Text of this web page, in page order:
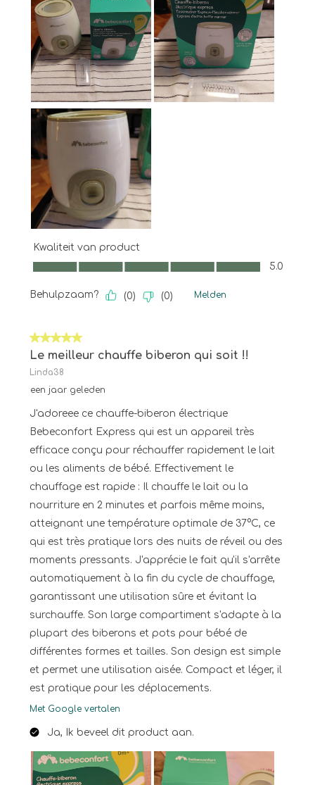
Kwaliteit van product
Kwaliteit van product, 5.0 van 5
5.0
Behulpzaam? (0) (0) Melden
5 van 5 sterren.
Le meilleur chauffe biberon qui soit !!
Linda38
een jaar geleden
J'adoreee ce chauffe-biberon électrique
Bebeconfort Express qui est un appareil très
efficace conçu pour réchauffer rapidement le lait
ou les aliments de bébé. Effectivement le
chauffage est rapide : Il chauffe le lait ou la
nourriture en 2 minutes et parfois même moins,
atteignant une température optimale de 37°C, ce
qui est très pratique lors des nuits de réveil ou des
moments pressants. J'apprécie le fait qu'il s'arrête
automatiquement à la fin du cycle de chauffage,
garantissant une utilisation sûre et évitant la
surchauffe. Son large compartiment s'adapte à la
plupart des biberons et pots pour bébé de
différentes formes et tailles. Son design est simple
et permet une utilisation aisée. Compact et léger, il
est pratique pour les déplacements.
Met Google vertalen
Ja, Ik beveel dit product aan.